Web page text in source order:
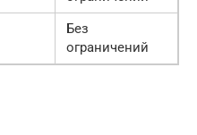
Без
ограничений